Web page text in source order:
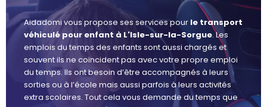
Aidadomi vous propose ses services pour le transport
véhiculé pour enfant à L'Isle-sur-la-Sorgue. Les
emplois du temps des enfants sont aussi chargés et
souvent ils ne coïncident pas avec votre propre emploi
du temps. Ils ont besoin d’être accompagnés à leurs
sorties ou à l’école mais aussi parfois à leurs activités
extra scolaires. Tout cela vous demande du temps que